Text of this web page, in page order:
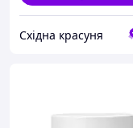
Східна красуня